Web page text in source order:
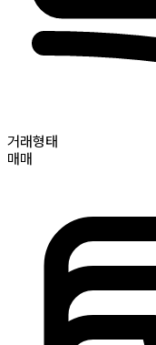
거래형태
매매